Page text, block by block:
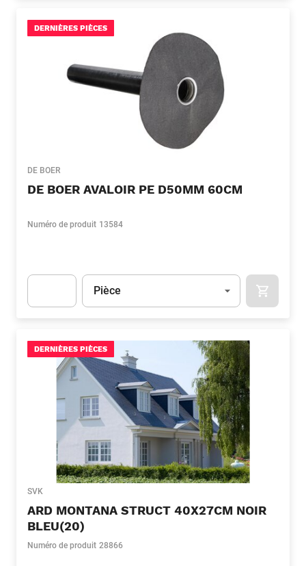
DERNIÈRES PIÈCES
DE BOER
DE BOER AVALOIR PE D50MM 60CM
Numéro de produit 13584
Unité
Pièce
DERNIÈRES PIÈCES
SVK
ARD MONTANA STRUCT 40X27CM NOIR
BLEU(20)
Numéro de produit 28866